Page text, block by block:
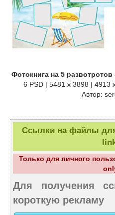
Фотокнига на 5
6 PSD | 5481 x 3898 | 4913
Автор:
Ссылки на файлы для
Только для личного
Для получения
короткую рекламу